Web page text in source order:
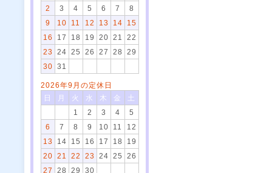
2
3 4 5 6 7
8
9
10 11 12 13 14
15
16
17 18 19 20 21
22
23
24 25 26 27 28
29
30
31
2026年9月の定休日
日
月 火 水 木 金
土
1
2 3 4
5
6
7 8 9 10 11
12
13
14 15 16 17 18
19
20
21 22 23 24 25
26
27
28 29 30